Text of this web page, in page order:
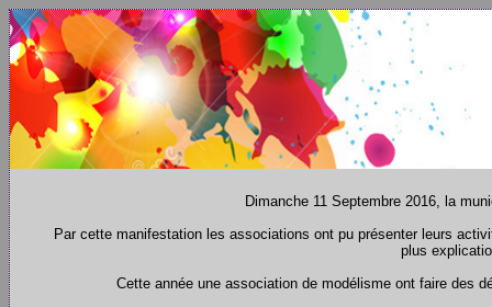
Dimanche 11 Septembre 2016, la
Par cette manifestation les associations ont pu présenter leurs
plus
Cette année une association de modélisme ont faire des